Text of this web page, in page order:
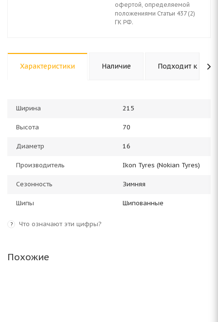
офертой, определяемой
положениями Статьи 437 (2)
ГК РФ.
Характеристики Наличие Подходит к авто
Ширина 215
Высота 70
Диаметр 16
Производитель Ikon Tyres (Nokian Tyres)
Сезонность Зимняя
Шипы Шипованные
? Что означают эти цифры?
Похожие